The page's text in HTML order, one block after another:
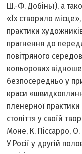
Ш.-Ф. Добіньї), а
«Їх створило
практики
прагнення до
повітряного
кольорових
безпосередньо у
краси
пленерної практики
століття у своїй
Моне, К. Піссарро, О.
У Росії у другій